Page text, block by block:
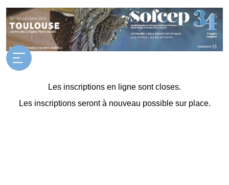
Les inscriptions en ligne sont closes.
Les inscriptions seront à nouveau possible sur place.